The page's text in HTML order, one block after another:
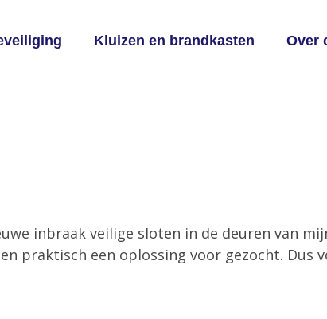
Kluizen en brandkasten Over
inbraak veilige sloten in de deuren van
praktisch een oplossing voor gezocht. Dus